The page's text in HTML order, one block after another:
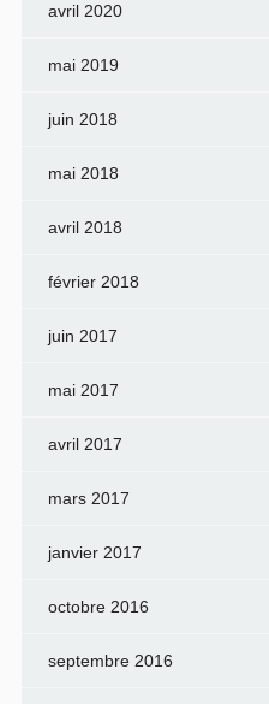
avril 2020
mai 2019
juin 2018
mai 2018
avril 2018
février 2018
juin 2017
mai 2017
avril 2017
mars 2017
janvier 2017
octobre 2016
septembre 2016